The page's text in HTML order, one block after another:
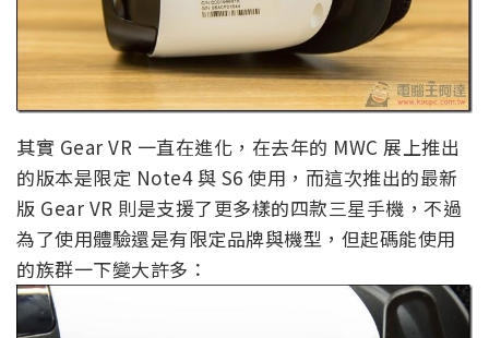
其實 Gear VR 一直在進化，在去年的 MWC 展上推出
的版本是限定 Note4 與 S6 使用，而這次推出的最新
版 Gear VR 則是支援了更多樣的四款三星手機，不過
為了使用體驗還是有限定品牌與機型，但起碼能使用
的族群一下變大許多：